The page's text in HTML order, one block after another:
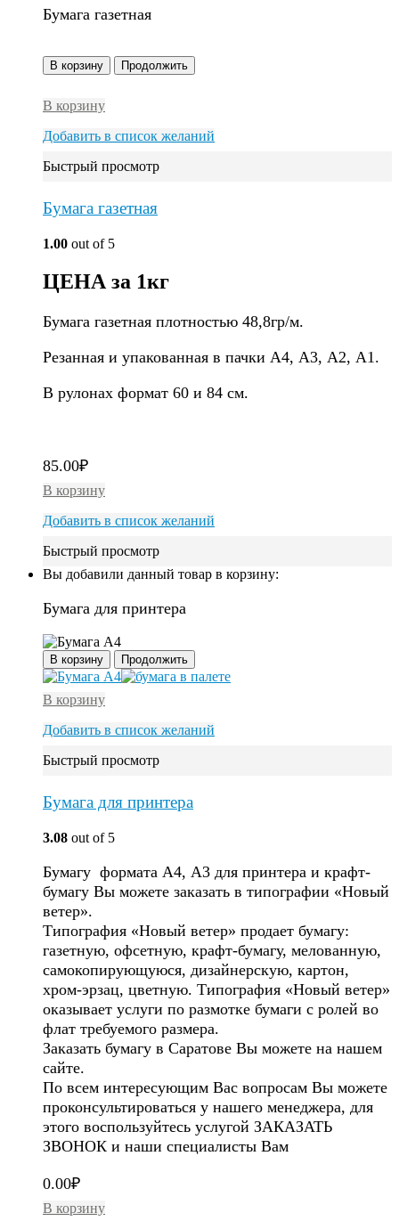
Бумага газетная
В корзину Продолжить
В корзину
Добавить в список желаний
Быстрый просмотр
Бумага газетная
1.00 out of 5
ЦЕНА за 1кг
Бумага газетная плотностью 48,8гр/м.
Резанная и упакованная в пачки А4, А3, А2, А1.
В рулонах формат 60 и 84 см.
85.00₽
В корзину
Добавить в список желаний
Быстрый просмотр
Вы добавили данный товар в корзину:
Бумага для принтера
В корзину Продолжить
В корзину
Добавить в список желаний
Быстрый просмотр
Бумага для принтера
3.08 out of 5
Бумагу формата А4, А3 для принтера и крафт-
бумагу Вы можете заказать в типографии «Новый
ветер».
Типография «Новый ветер» продает бумагу:
газетную, офсетную, крафт-бумагу, мелованную,
самокопирующуюся, дизайнерскую, картон,
хром-эрзац, цветную. Типография «Новый ветер»
оказывает услуги по размотке бумаги с ролей во
флат требуемого размера.
Заказать бумагу в Саратове Вы можете на нашем
сайте.
По всем интересующим Вас вопросам Вы можете
проконсультироваться у нашего менеджера, для
этого воспользуйтесь услугой ЗАКАЗАТЬ
ЗВОНОК и наши специалисты Вам
0.00₽
В корзину